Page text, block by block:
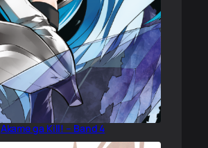
Akame ga Kill! – Band 4